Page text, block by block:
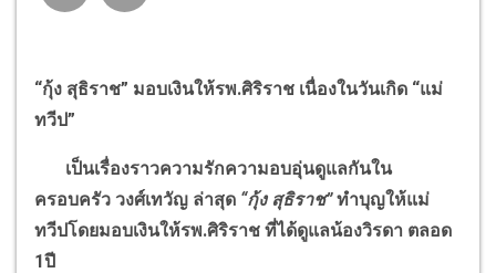
“กุ้ง สุธิราช” มอบเงินให้รพ.ศิริราช เนื่องในวันเกิด “แม่
ทวีป”
เป็นเรื่องราวความรักความอบอุ่นดูแลกันใน
ครอบครัว วงศ์เทวัญ ล่าสุด “กุ้ง สุธิราช” ทำบุญให้แม่
ทวีปโดยมอบเงินให้รพ.ศิริราช ที่ได้ดูแลน้องวิรดา ตลอด
1ปี